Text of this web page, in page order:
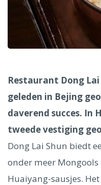
Dresden
Ålesund
Restaurant Dong
geleden in Bejing
daverend succes. In
tweede vestiging
Dong Lai Shun biedt
onder meer Mongools
Huaiyang-sausjes.